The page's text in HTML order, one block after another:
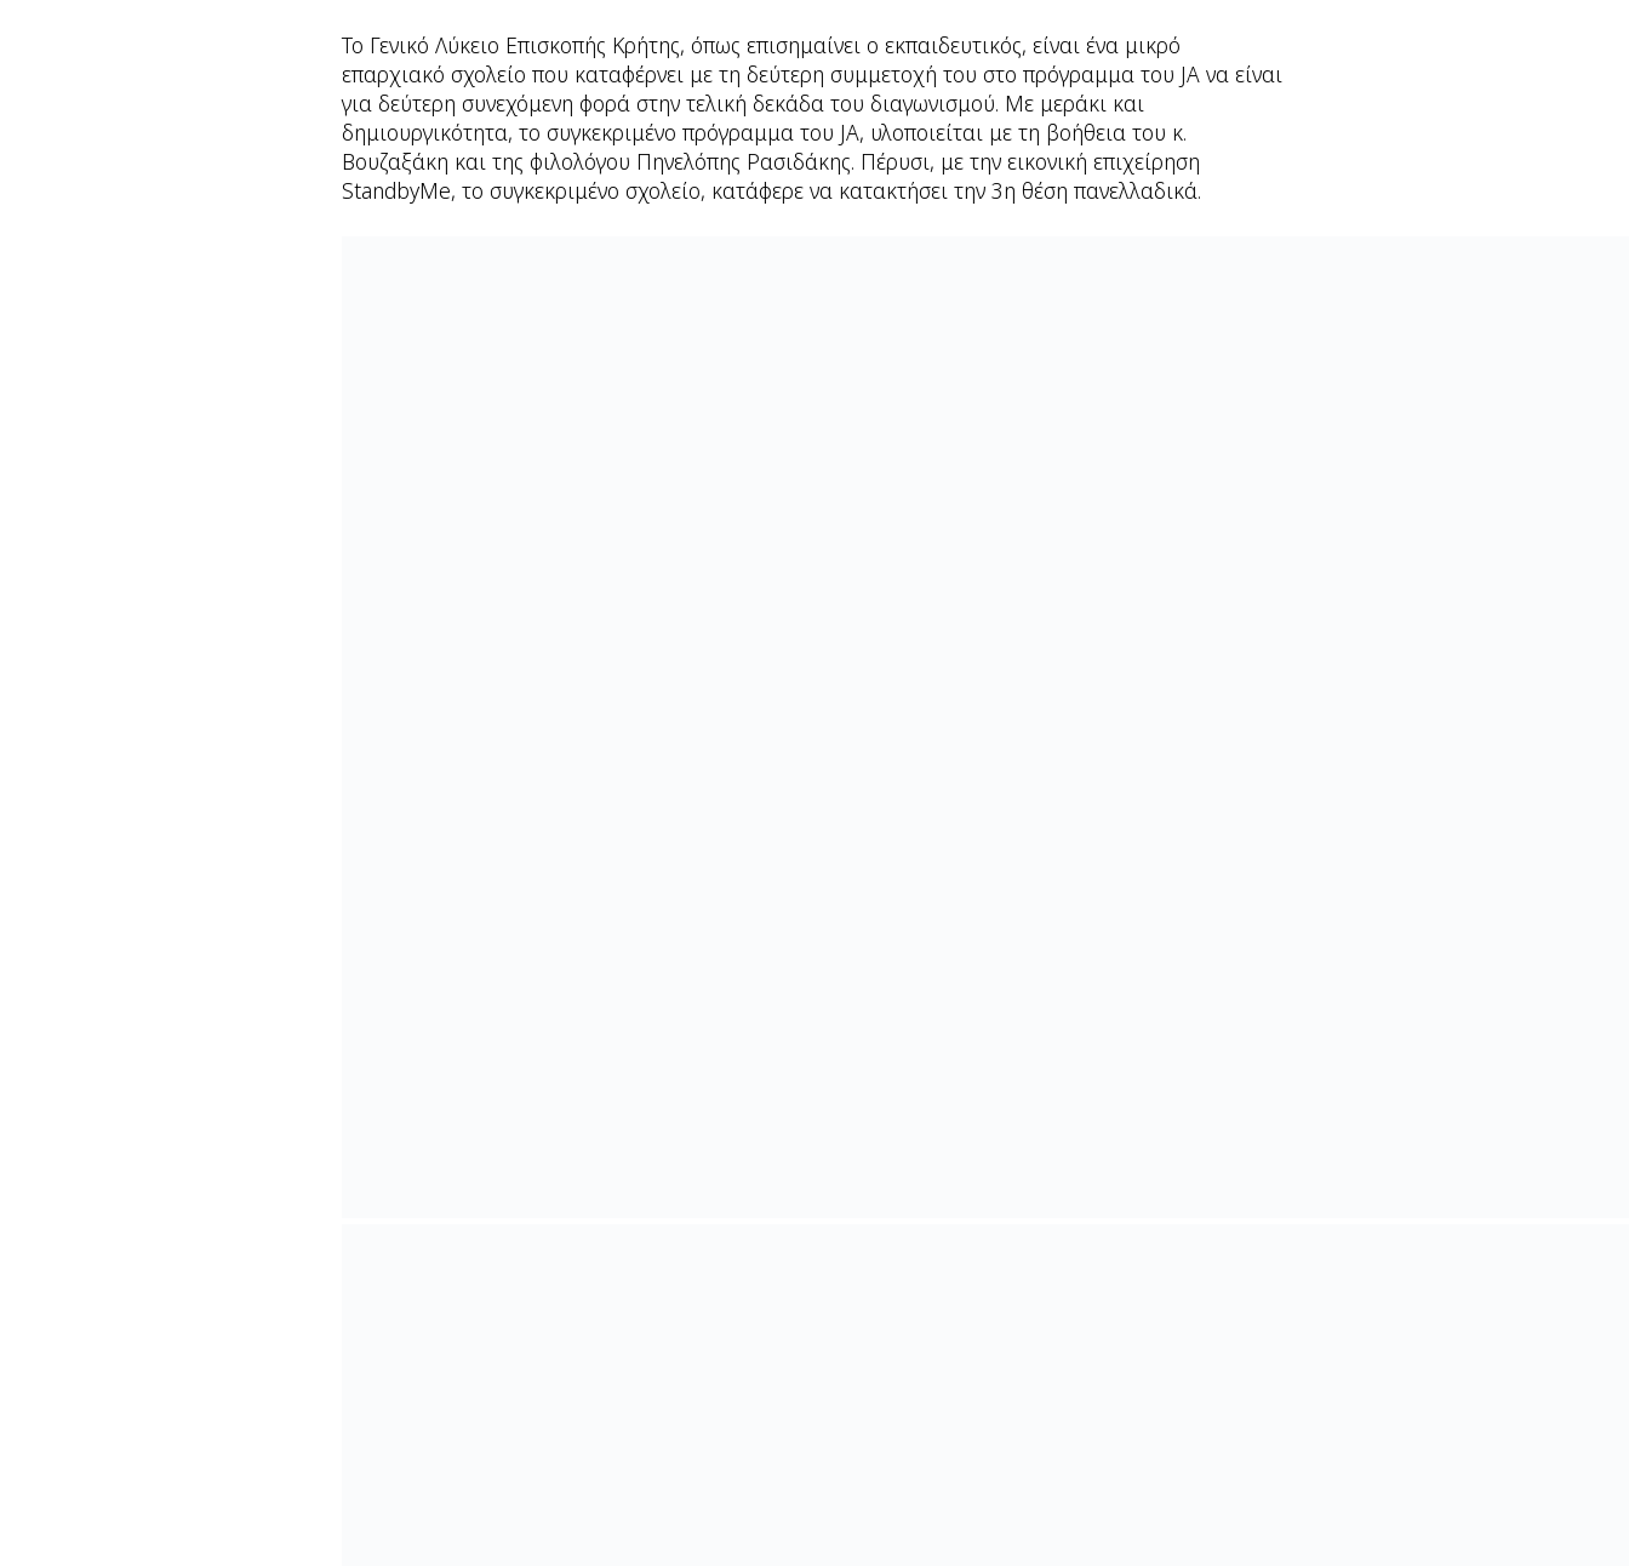
Το Γενικό Λύκειο Επισκοπής Κρήτης, όπως επισημαίνει ο εκπαιδευτικός, είναι ένα μικρό
επαρχιακό σχολείο που καταφέρνει με τη δεύτερη συμμετοχή του στο πρόγραμμα του JA να είναι
για δεύτερη συνεχόμενη φορά στην τελική δεκάδα του διαγωνισμού. Με μεράκι και
δημιουργικότητα, το συγκεκριμένο πρόγραμμα του JA, υλοποιείται με τη βοήθεια του κ.
Βουζαξάκη και της φιλολόγου Πηνελόπης Ρασιδάκης. Πέρυσι, με την εικονική επιχείρηση
StandbyMe, το συγκεκριμένο σχολείο, κατάφερε να κατακτήσει την 3η θέση πανελλαδικά.